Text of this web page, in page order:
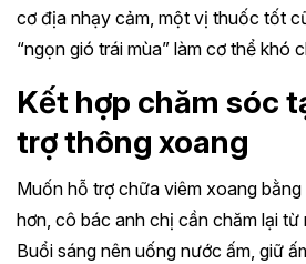
cơ địa nhạy cảm, một vị thuốc tốt
“ngọn gió trái mùa” làm cơ thể khó
Kết hợp chăm sóc
trợ thông xoang
Muốn hỗ trợ chữa viêm xoang
hơn, cô bác anh chị cần chăm lại từ
Buổi sáng nên uống nước ấm, giữ